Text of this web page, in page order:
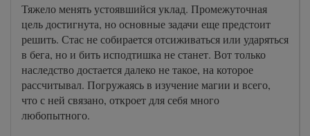
Тяжело менять устоявшийся уклад. Промежуточная
цель достигнута, но основные задачи еще предстоит
решить. Стас не собирается отсиживаться или ударяться
в бега, но и бить исподтишка не станет. Вот только
наследство достается далеко не такое, на которое
рассчитывал. Погружаясь в изучение магии и всего,
что с ней связано, откроет для себя много
любопытного.